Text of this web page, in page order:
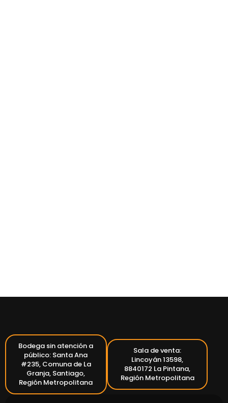
Bodega sin atención a
público: Santa Ana
#235, Comuna de La
Granja, Santiago,
Región Metropolitana
Sala de venta:
Lincoyán 13598,
8840172 La Pintana,
Región Metropolitana